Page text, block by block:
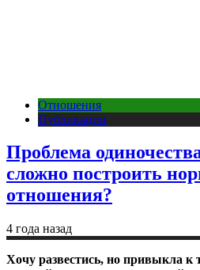
Отношения
Публикации
Проблема
сложно построить
отношения?
4 года назад
Хочу развестись, но привыкла